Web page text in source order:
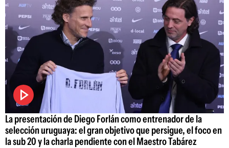
La presentación de Diego Forlán como entrenador de la
selección uruguaya: el gran objetivo que persigue, el foco en
la sub 20 y la charla pendiente con el Maestro Tabárez